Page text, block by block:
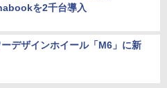
を2千台導入
デザインホイール「M6」に新